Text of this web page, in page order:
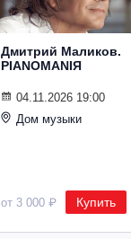
Дмитрий Маликов.
PIANOMANIЯ
04.11.2026 19:00
Дом музыки
от 3 000 ₽ Купить